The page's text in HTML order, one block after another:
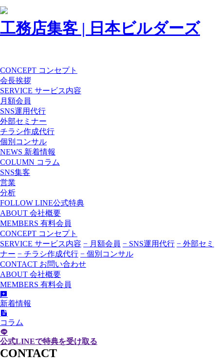
工務店集客 | 日本ビルダーズ
CONCEPT コンセプト
会長挨拶
SERVICE サービス内容
月額会員
SNS運用代行
外部セミナー
チラシ作成代行
個別コンサル
NEWS 新着情報
COLUMN コラム
SNS集客
営業
分析
FOLLOW LINE公式特典
ABOUT 会社概要
MEMBERS 有料会員
CONCEPT コンセプト
SERVICE サービス内容 − 月額会員 − SNS運用代行 − 外部セミ
ナー − チラシ作成代行 − 個別コンサル
CONTACT お問い合わせ
ABOUT 会社概要
MEMBERS 有料会員
新着情報
コラム
公式LINEで特典を受け取る
CONTACT